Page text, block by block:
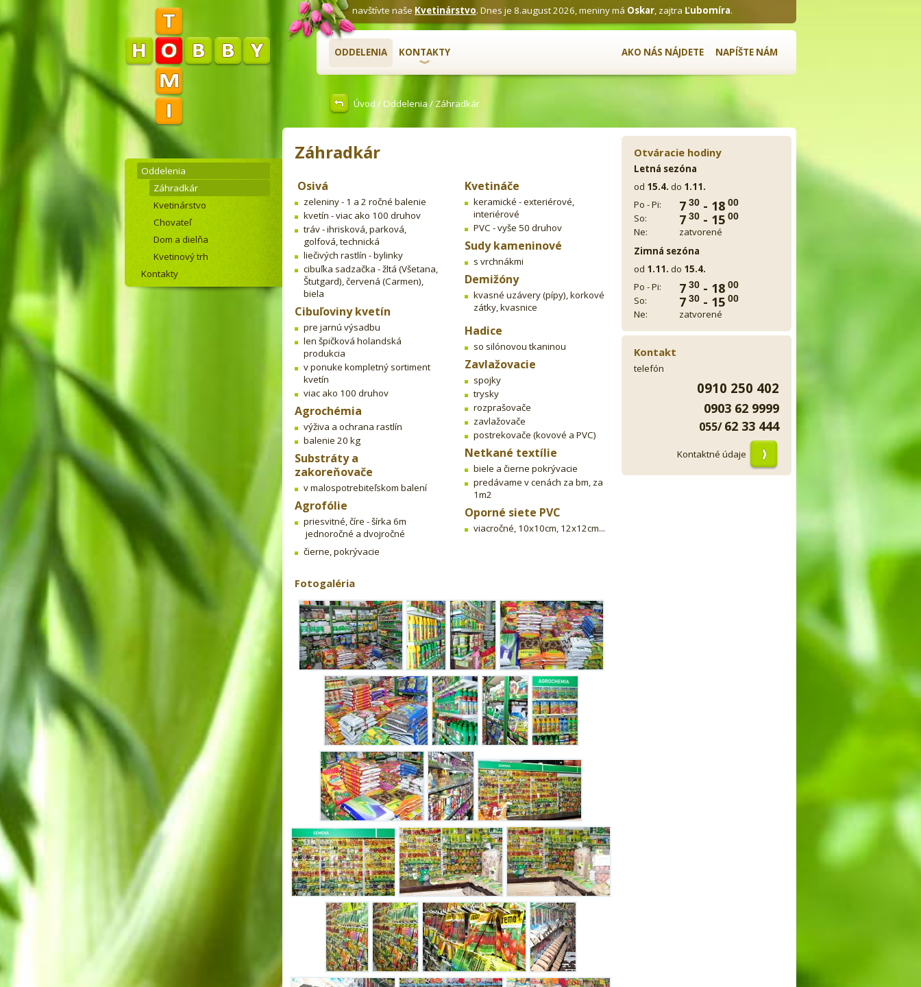
navštívte naše Kvetinárstvo. Dnes je 8.august 2026, meniny má Oskar, zajtra Ľubomíra.
NAPÍŠTE NÁM
AKO NÁS NÁJDETE
ODDELENIA KONTAKTY
Úvod / Oddelenia / Záhradkár
Oddelenia
Záhradkár
Kvetinárstvo
Chovateľ
Dom a dielňa
Kvetinový trh
Kontakty
Záhradkár
Osivá
zeleniny - 1 a 2 ročné balenie
kvetín - viac ako 100 druhov
tráv - ihrisková, parková,
golfová, technická
liečivých rastlín - bylinky
cibuľka sadzačka - žltá (Všetana,
Štutgard), červená (Carmen),
biela
Cibuľoviny kvetín
pre jarnú výsadbu
len špičková holandská
produkcia
v ponuke kompletný sortiment
kvetín
viac ako 100 druhov
Agrochémia
výživa a ochrana rastlín
balenie 20 kg
Substráty a
zakoreňovače
v malospotrebiteľskom balení
Agrofólie
priesvitné, číre - šírka 6m
jednoročné a dvojročné
čierne, pokrývacie
Kvetináče
keramické - exteriérové,
interiérové
PVC - vyše 50 druhov
Sudy kameninové
s vrchnákmi
Demižóny
kvasné uzávery (pípy), korkové
zátky, kvasnice
Hadice
so silónovou tkaninou
Zavlažovacie
spojky
trysky
rozprašovače
zavlažovače
postrekovače (kovové a PVC)
Netkané textílie
biele a čierne pokrývacie
predávame v cenách za bm, za
1m2
Oporné siete PVC
viacročné, 10x10cm, 12x12cm...
Fotogaléria
Otváracie hodiny
Letná sezóna
od 15.4. do 1.11.
Po - Pi:
7 30 - 18 00
So: 7 30 - 15 00
Ne:
zatvorené
Zimná sezóna
od 1.11. do 15.4.
Po - Pi:
7 30 - 18 00
So: 7 30 - 15 00
Ne: zatvorené
Kontakt
telefón
0910 250 402
0903 62 9999
055/ 62 33 444
Kontaktné údaje